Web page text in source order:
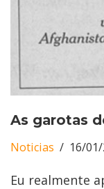
As garotas
Noticias 16/
Eu realmente